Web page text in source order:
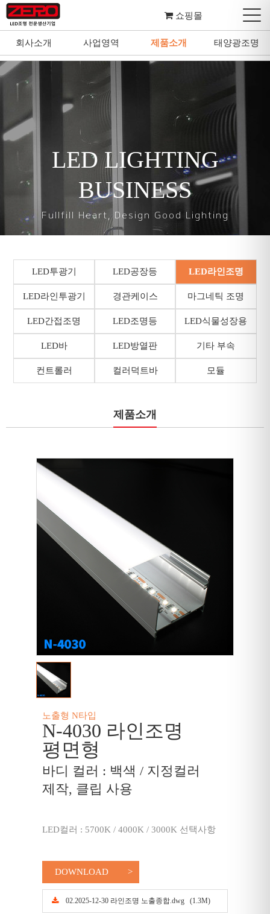
회사소개 사업영역 제품소개 태양광조명
쇼핑몰
회사소개 사업영역 제품소개 태양광조명
LED LIGHTING
BUSINESS
Fullfill Heart, Design Good Lighting
LED투광기 LED공장등 LED라인조명
LED라인투광기 경관케이스 마그네틱 조명
LED간접조명 LED조명등 LED식물성장용
LED바 LED방열판 기타 부속
컨트롤러 컬러덕트바 모듈
제품소개
노출형 N타입
N-4030 라인조명
평면형
바디 컬러 : 백색 / 지정컬러
제작, 클립 사용
LED컬러 : 5700K / 4000K / 3000K 선택사항
DOWNLOAD
02.2025-12-30 라인조명 노출종합.dwg (1.3M)